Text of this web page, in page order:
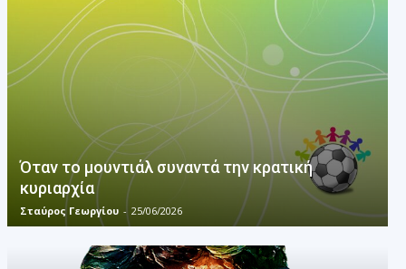
Όταν το μουντιάλ συναντά την κρατική
κυριαρχία
Σταύρος Γεωργίου - 25/06/2026